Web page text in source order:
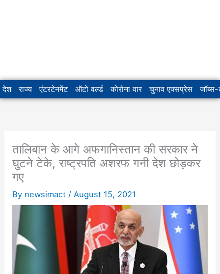
देश राज्य एंटरटेनमेंट ऑटो वर्ल्ड कोरोना वार चुनाव एक्सप्रेस जॉब्स-
तालिबान के आगे अफगानिस्तान की सरकार ने
घुटने टेके, राष्ट्रपति अशरफ गनी देश छोड़कर
गए
By newsimact /August 15, 2021